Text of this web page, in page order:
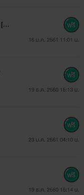
อเอง 55+
N
16 ม.ค. 2561 11:01 น.
19 ธ.ค. 2560 15:13 น.
23 ม.ค. 2561 04:10 น.
19 ธ.ค. 2560 15:14 น.